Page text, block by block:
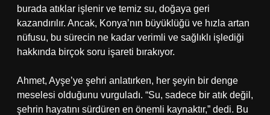
burada atıklar işlenir ve temiz su, doğaya geri
kazandırılır. Ancak, Konya’nın büyüklüğü ve hızla artan
nüfusu, bu sürecin ne kadar verimli ve sağlıklı işlediği
hakkında birçok soru işareti bırakıyor.
Ahmet, Ayşe’ye şehri anlatırken, her şeyin bir denge
meselesi olduğunu vurguladı. “Su, sadece bir atık değil,
şehrin hayatını sürdüren en önemli kaynaktır,” dedi. Bu